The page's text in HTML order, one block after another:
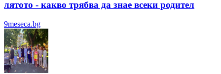
лятотo - какво трябва да знае всеки родител
9meseca.bg